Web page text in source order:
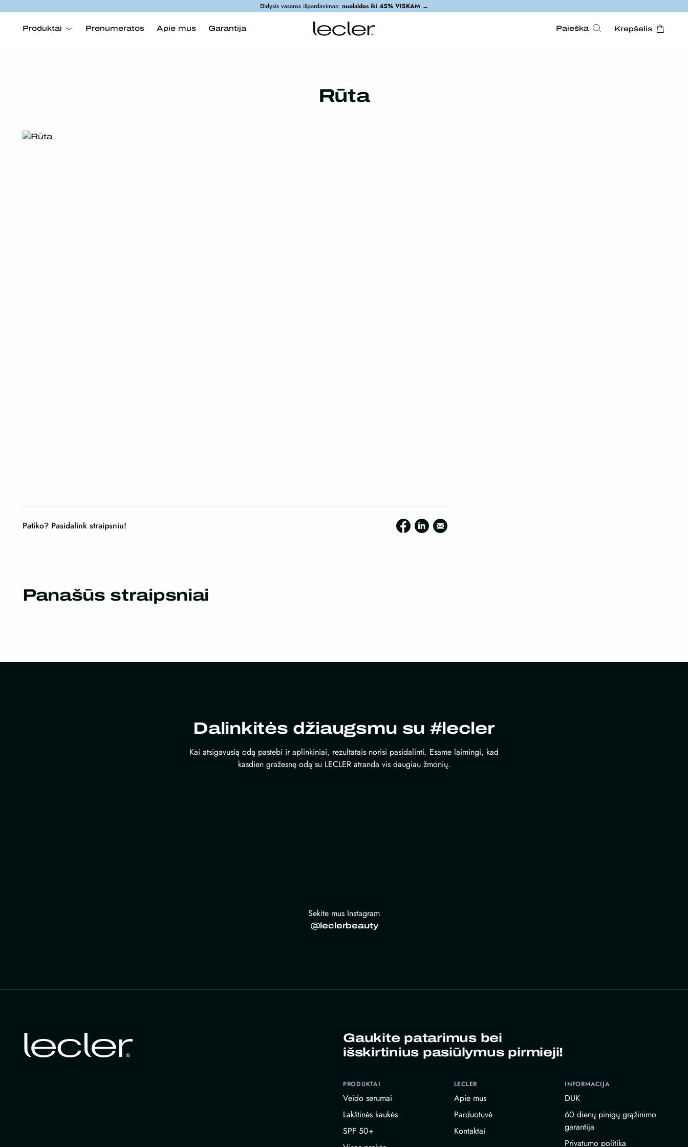
Didysis vasaros išpardavimas: nuolaidos iki 45% VISKAM→
Produktai Prenumeratos Apie mus Garantija Paieška Krepšelis
Rūta
Patiko? Pasidalink straipsniu!
Panašūs straipsniai
Dalinkitės džiaugsmu su #lecler
Kai atsigavusią odą pastebi ir aplinkiniai, rezultatais norisi pasidalinti. Esame laimingi, kad
kasdien gražesnę odą su LECLER atranda vis daugiau žmonių.
Sekite mus Instagram
@leclerbeauty
Gaukite patarimus bei
išskirtinius pasiūlymus pirmieji!
PRODUKTAI
Veido serumai
Lakštinės kaukės
SPF 50+
LECLER
Apie mus
Parduotuvė
Kontaktai
INFORMACIJA
DUK
60 dienų pinigų grąžinimo
garantija
Privatumo politika